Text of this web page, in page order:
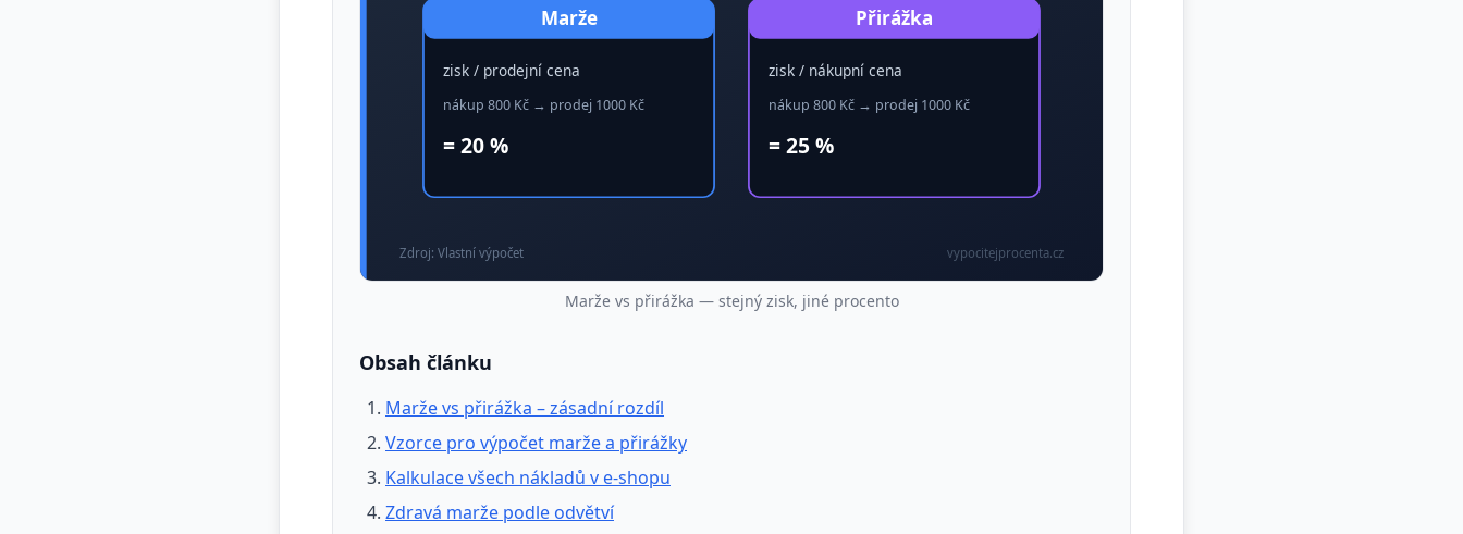
Marže vs přirážka — stejný zisk, jiné procento
Obsah článku
Marže vs přirážka – zásadní rozdíl
Vzorce pro výpočet marže a přirážky
Kalkulace všech nákladů v e-shopu
Zdravá marže podle odvětví